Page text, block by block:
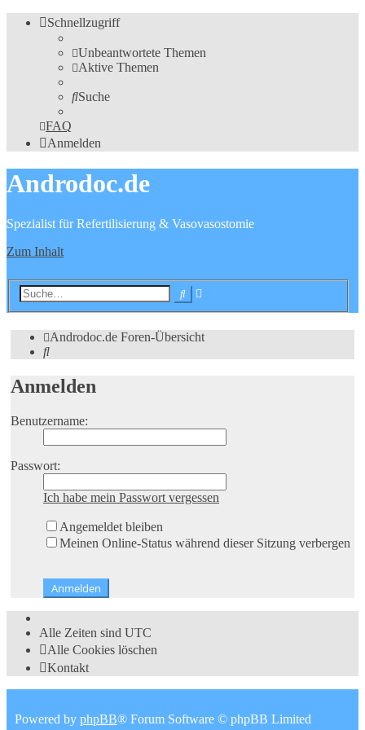
Schnellzugriff
Unbeantwortete Themen
Aktive Themen
Suche
FAQ
Anmelden
Androdoc.de
Spezialist für Refertilisierung & Vasovasostomie
Zum Inhalt
Suche
Androdoc.de Foren-Übersicht
Suche
Anmelden
Benutzername:
Passwort:
Ich habe mein Passwort vergessen
Angemeldet bleiben
Meinen Online-Status während dieser Sitzung verbergen
Alle Zeiten sind UTC
Alle Cookies löschen
Kontakt
Powered by phpBB® Forum Software © phpBB Limited